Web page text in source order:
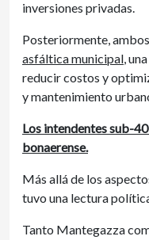
inversiones privadas.
Posteriormente,
asfáltica municipal,
reducir costos y
y mantenimiento
Los intendentes sub-
bonaerense.
Más allá de los
tuvo una lectura
Tanto Mantegazza